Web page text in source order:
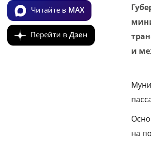
Читайте в MAX
Перейти в Дзен
и
на